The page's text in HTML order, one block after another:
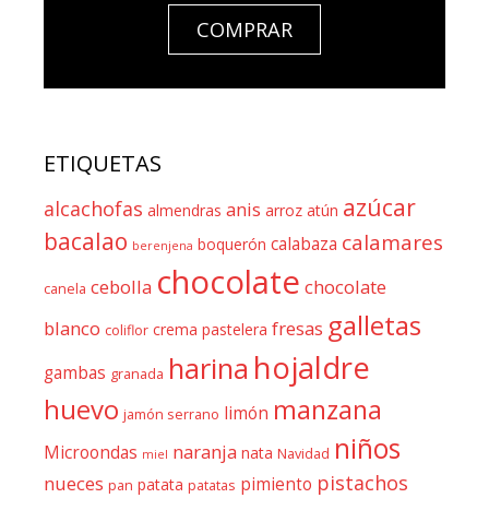
COMPRAR
ETIQUETAS
alcachofas almendras anis arroz atún azúcar
bacalao berenjena boquerón calabaza calamares
canela cebolla chocolate chocolate
blanco coliflor crema pastelera fresas galletas
gambas granada harina hojaldre
huevo jamón serrano limón manzana
Microondas miel naranja nata Navidad niños
nueces pan patata patatas pimiento pistachos